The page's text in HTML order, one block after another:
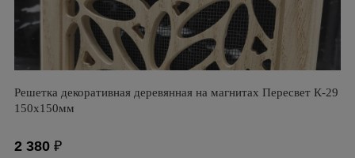
Решетка декоративная деревянная на магнитах Пересвет К-29
150х150мм
2 380 ₽